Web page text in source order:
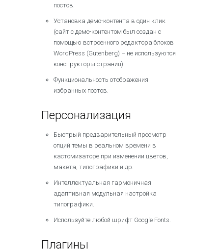
постов.
Установка демо-контента в один клик
(сайт с демо-контентом был создан с
помощью встроенного редактора блоков
WordPress (Gutenberg) – не используются
конструкторы страниц).
Функциональность отображения
избранных постов.
Персонализация
Быстрый предварительный просмотр
опций темы в реальном времени в
кастомизаторе при изменении цветов,
макета, типографики и др.
Интеллектуальная гармоничная
адаптивная модульная настройка
типографики.
Используйте любой шрифт Google Fonts.
Плагины